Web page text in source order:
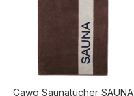
Cawö Saunatücher SAUNA